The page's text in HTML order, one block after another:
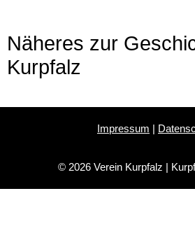
Näheres zur
Kurpfalz
Impressum |
© 2026 Verein Kurpfalz |